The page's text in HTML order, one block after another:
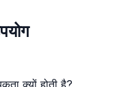
क्यों होती है?